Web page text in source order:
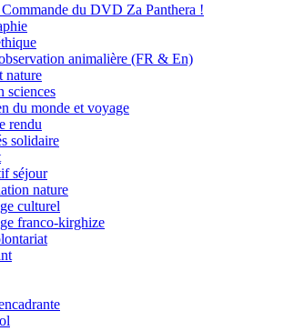
du DVD Za Panthera !
animalière (FR & En)
nature
sciences
du monde et voyage
rendu
solidaire
séjour
nature
culturel
franco-kirghize